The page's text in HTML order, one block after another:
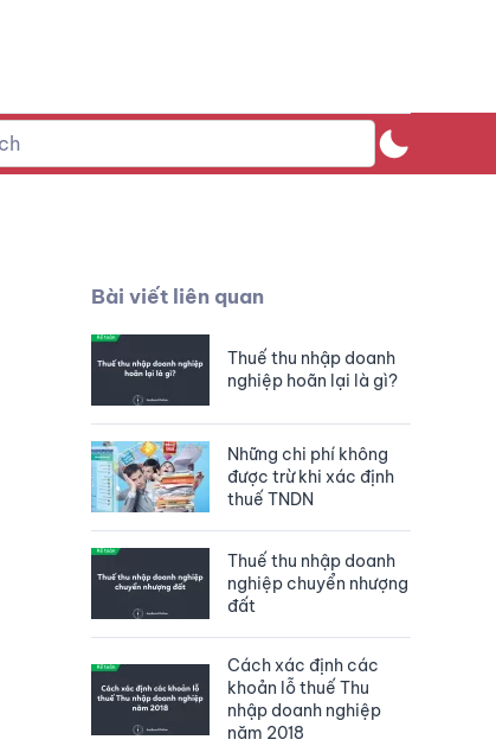
Bài viết liên quan
Thuế thu nhập doanh
nghiệp hoãn lại là gì?
Những chi phí không
được trừ khi xác định
thuế TNDN
Thuế thu nhập doanh
nghiệp chuyển nhượng
đất
Cách xác định các
khoản lỗ thuế Thu
nhập doanh nghiệp
năm 2018